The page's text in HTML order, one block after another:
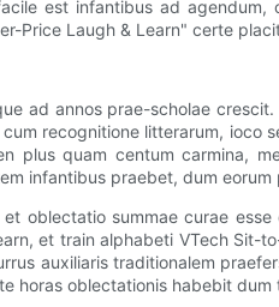
est infantibus ad agendum,
Price Laugh & Learn" certe
ad annos prae-scholae
recognitione litterarum, ioco
plus quam centum carmina,
infantibus praebet, dum
oblectatio summae curae
et train alphabeti VTech
auxiliaris traditionalem
horas oblectationis habebit dum